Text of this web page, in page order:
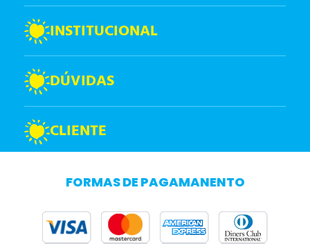
INSTITUCIONAL
DÚVIDAS
CLIENTE
FORMAS DE PAGAMANENTO